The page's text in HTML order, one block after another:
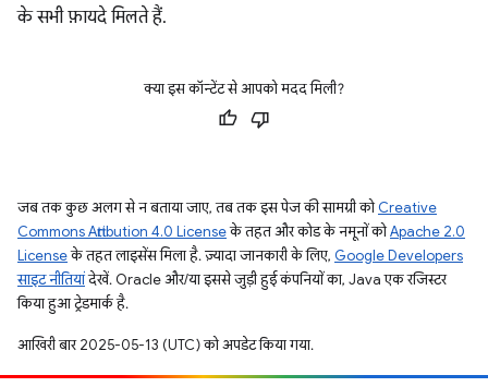
के सभी फ़ायदे मिलते हैं.
क्या इस कॉन्टेंट से आपको मदद मिली?
जब तक कुछ अलग से न बताया जाए, तब तक इस पेज की सामग्री कोCreative
Commons Attribution 4.0 Licenseके तहत और कोड के नमूनों कोApache 2.0
Licenseके तहत लाइसेंस मिला है. ज़्यादा जानकारी के लिए, Google Developers
साइट नीतियांदेखें. Oracle और/या इससे जुड़ी हुई कंपनियों का, Java एक रजिस्टर
किया हुआ ट्रेडमार्क है.
आखिरी बार 2025-05-13 (UTC) को अपडेट किया गया.